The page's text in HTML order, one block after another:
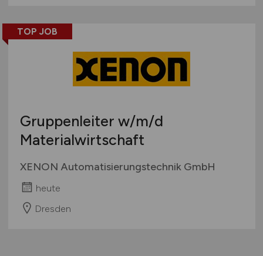
TOP JOB
Gruppenleiter w/m/d
Materialwirtschaft
XENON Automatisierungstechnik GmbH
heute
Dresden